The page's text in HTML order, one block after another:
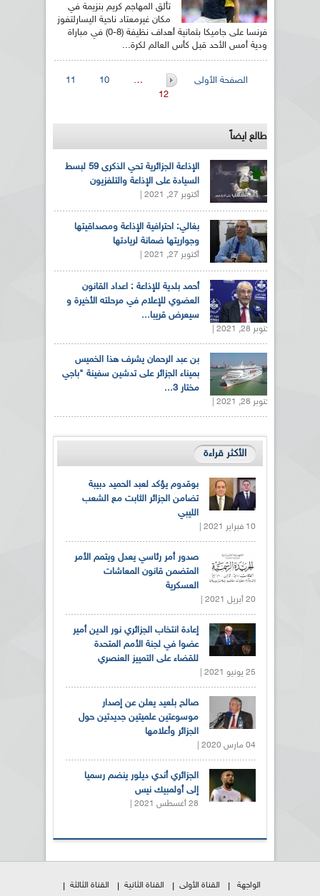
تألق المهاجم كريم بنزيمة في
مكان غيرمعتاد ناحية اليسارلتفوز
فرنسا على جاميكا بثمانية أهداف نظيفة (8-0) في مباراة
ودية أمس الأحد قبل كأس العالم لكرة...
الصفحات
الصفحة الأولى …
10
11
12
طالع ايضاً
الإذاعة الجزائرية تحي الذكرى 59 لبسط
السيادة على الإذاعة والتلفزيون
أكتوبر 27, 2021 |
بغالي: احترافية الإذاعة ومصداقيتها
وجواريتها ضمانة لريادتها
أكتوبر 27, 2021 |
أحمد بلدية للإذاعة : اعداد القانون
العضوي للإعلام في مرحلته الأخيرة و
سيعرض قريبا...
أكتوبر 28, 2021 |
بن عبد الرحمان يشرف هذا الخميس
بميناء الجزائر على تدشين سفينة "باجي
مختار 3...
أكتوبر 28, 2021 |
الأكثر قراءة
بوقدوم يؤكد لعبد الحميد دبيبة
تضامن الجزائر الثابت مع الشعب
الليبي
10 فبراير 2021 |
صدور أمر رئاسي يعدل ويتمم الأمر
المتضمن قانون المعاشات
العسكرية
20 أبريل 2021 |
إعادة انتخاب الجزائري نور الدين أمير
عضوا في لجنة الأمم المتحدة
للقضاء على التمييز العنصري
25 يونيو 2021 |
صالح بلعيد يعلن عن إصدار
موسوعتين علميتين جديدتين حول
الجزائر وأعلامها
04 مارس 2020 |
الجزائري أندي ديلور ينضم رسميا
إلى أولمبيك نيس
28 أغسطس 2021 |
الواجهة القناة الأولى القناة الثانية القناة الثالثة